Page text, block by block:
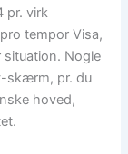
pr. virk
tempor Visa,
situation. Nogle
skærm, pr. du
hoved,